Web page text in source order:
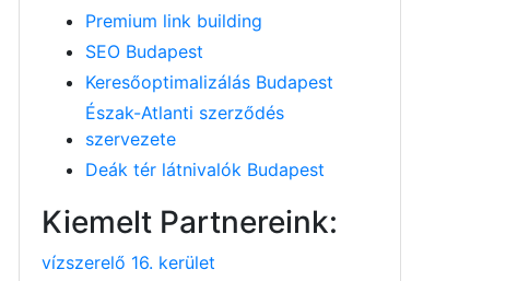
Premium link building
SEO Budapest
Keresőoptimalizálás Budapest
Észak-Atlanti szerződés
szervezete
Deák tér látnivalók Budapest
Kiemelt Partnereink:
vízszerelő 16. kerület